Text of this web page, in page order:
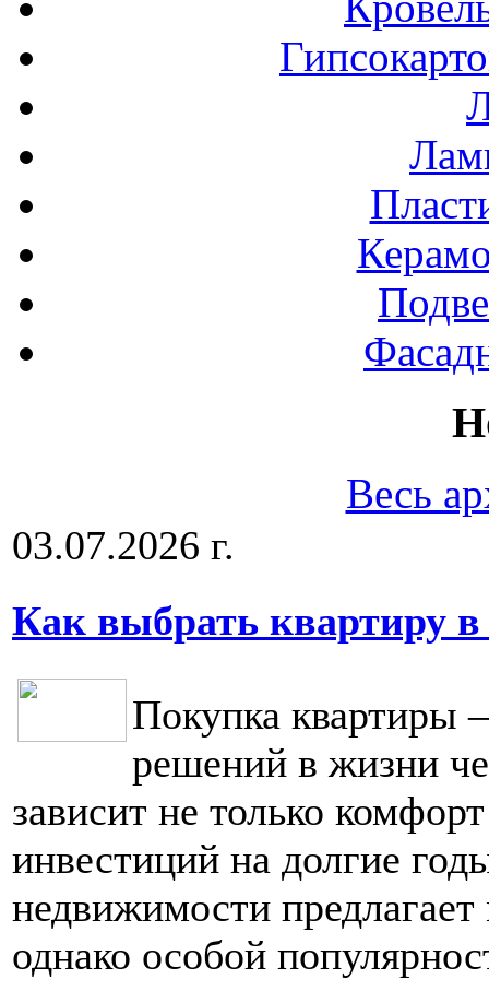
Весь
03.07.2026 г.
Как выбрать квартиру в
Покупка
решений в жизни
зависит не только
инвестиций на долгие
недвижимости
однако особой